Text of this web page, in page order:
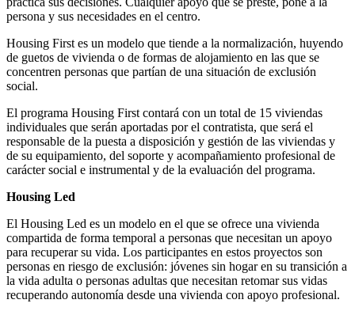
persona y sus necesidades en el centro.
Housing First es un modelo que tiende a la normalización, huyendo
de guetos de vivienda o de formas de alojamiento en las que se
concentren personas que partían de una situación de exclusión
social.
El programa Housing First contará con un total de 15 viviendas
individuales que serán aportadas por el contratista, que será el
responsable de la puesta a disposición y gestión de las viviendas y
de su equipamiento, del soporte y acompañamiento profesional de
carácter social e instrumental y de la evaluación del programa.
Housing Led
El Housing Led es un modelo en el que se ofrece una vivienda
compartida de forma temporal a personas que necesitan un apoyo
para recuperar su vida. Los participantes en estos proyectos son
personas en riesgo de exclusión: jóvenes sin hogar en su transición a
la vida adulta o personas adultas que necesitan retomar sus vidas
recuperando autonomía desde una vivienda con apoyo profesional.